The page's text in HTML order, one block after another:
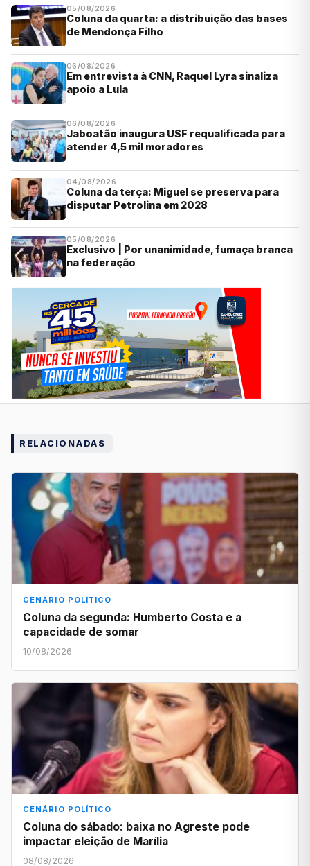
05/08/2026
Coluna da quarta: a distribuição das bases
de Mendonça Filho
06/08/2026
Em entrevista à CNN, Raquel Lyra sinaliza
apoio a Lula
06/08/2026
Jaboatão inaugura USF requalificada para
atender 4,5 mil moradores
04/08/2026
Coluna da terça: Miguel se preserva para
disputar Petrolina em 2028
05/08/2026
Exclusivo | Por unanimidade, fumaça branca
na federação
RELACIONADAS
CENÁRIO POLÍTICO
Coluna da segunda: Humberto Costa e a
capacidade de somar
10/08/2026
CENÁRIO POLÍTICO
Coluna do sábado: baixa no Agreste pode
impactar eleição de Marília
08/08/2026